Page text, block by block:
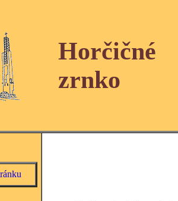
Horčičné
zrnko